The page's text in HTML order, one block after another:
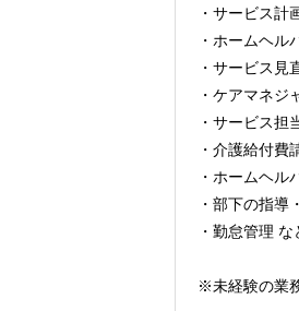
・サービス計
・ホームヘル
・サービス見
・ケアマネジ
・サービス担
・介護給付費
・ホームヘル
・部下の指導
・勤怠管理 な
※未経験の業